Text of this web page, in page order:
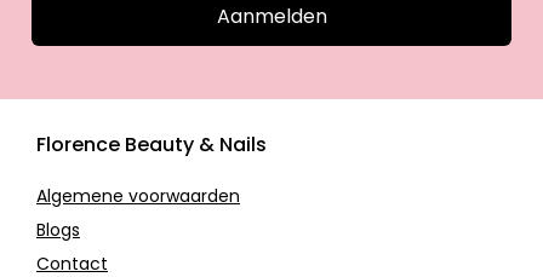
Aanmelden
Florence Beauty & Nails
Algemene voorwaarden
Blogs
Contact